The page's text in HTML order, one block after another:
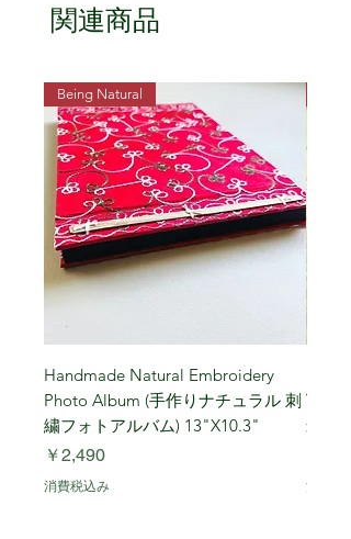
関連商品
Being Natural
Handmade Natural Embroidery
Photo Album (手作りナチュラル 刺
繍フォトアルバム) 13"X10.3"
価格
￥2,490
消費税込み
Year
米,
消費税